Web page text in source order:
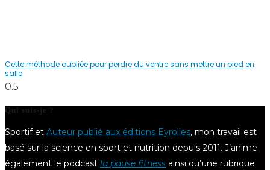
Cette méthode oubliée pour perdre du ventre sans mettre un pied en
salle
Qui suis-je ?
Sportif et Auteur publié aux éditions Eyrolles, mon travail est
basé sur la science en sport et nutrition depuis 2011. J’anime
également le podcast la pause fitness ainsi qu’une rubrique